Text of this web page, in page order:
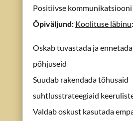
Positiivse
Õpiväljund: Koolituse läbinu:
Oskab tuvastada ja
põhjuseid
Suudab rakendada tõhusaid
suhtlusstrateegiaid
Valdab oskust kasutada